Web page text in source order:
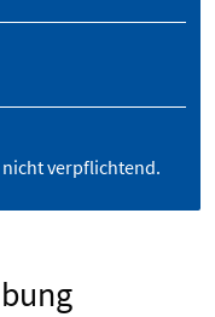
verpflichtend.